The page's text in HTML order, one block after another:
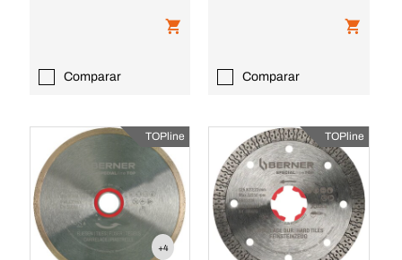
Comparar Comparar
TOPline
+4
TOPline